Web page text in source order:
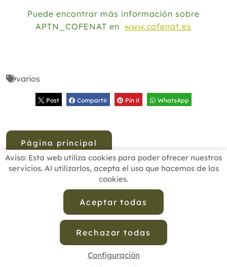
Puede encontrar más información sobre
APTN_COFENAT en www.cofenat.es
varios
Post Compartir Pin it WhatsApp
Página principal
Aviso: Esta web utiliza cookies para poder ofrecer nuestros
servicios. Al utilizarlos, acepta el uso que hacemos de las
cookies.
Aceptar todas
Rechazar todas
Configuración
BUSCADOR PROFESIONALES
ESCUELAS RECOMENDADAS
CONTACTO
Política de Privacidad de Datos
Política de Calidad
Política de Cookies
Configuración de Cookies